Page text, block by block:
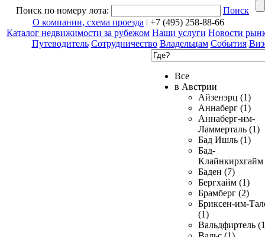
Поиск по номеру лота:
Поиск
О компании, схема проезда | +7 (495) 258-88-66
Каталог недвижимости за рубежом Наши услуги Новости
Путеводитель Сотрудничество Владельцам События
Все
в Австрии
Айзенэрц (1)
Аннаберг (1)
Аннаберг-им-
Ламмерталь (1)
Бад Ишль (1)
Бад-
Клайнкирхгайм
Баден (7)
Бергхайм (1)
Брамберг (2)
Бриксен-им-
(1)
Вальдфиртель